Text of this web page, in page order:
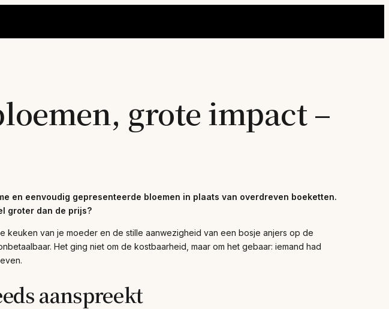
grote impact –
en eenvoudig gepresenteerde bloemen in plaats van overdreven boeketten.
groter dan de prijs?
van je moeder en de stille aanwezigheid van een bosje anjers op de
Het ging niet om de kostbaarheid, maar om het gebaar: iemand had
aanspreekt